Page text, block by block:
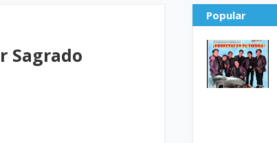
Sagrado
Popular